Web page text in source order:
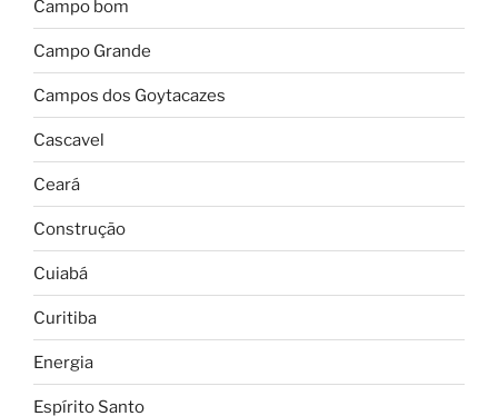
Campo bom
Campo Grande
Campos dos Goytacazes
Cascavel
Ceará
Construção
Cuiabá
Curitiba
Energia
Espírito Santo